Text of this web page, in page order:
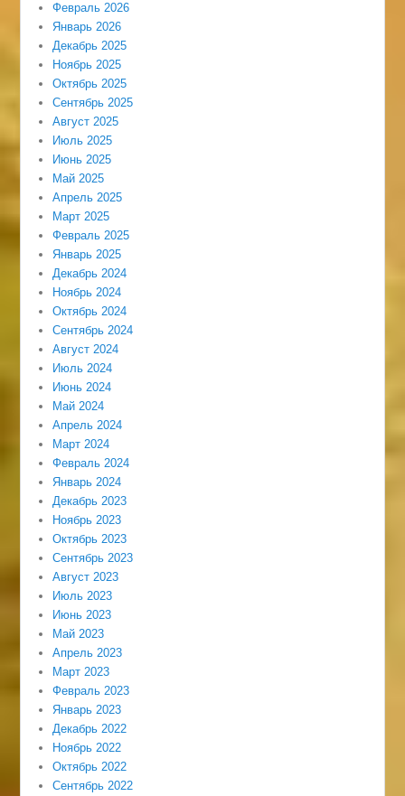
Февраль 2026
Январь 2026
Декабрь 2025
Ноябрь 2025
Октябрь 2025
Сентябрь 2025
Август 2025
Июль 2025
Июнь 2025
Май 2025
Апрель 2025
Март 2025
Февраль 2025
Январь 2025
Декабрь 2024
Ноябрь 2024
Октябрь 2024
Сентябрь 2024
Август 2024
Июль 2024
Июнь 2024
Май 2024
Апрель 2024
Март 2024
Февраль 2024
Январь 2024
Декабрь 2023
Ноябрь 2023
Октябрь 2023
Сентябрь 2023
Август 2023
Июль 2023
Июнь 2023
Май 2023
Апрель 2023
Март 2023
Февраль 2023
Январь 2023
Декабрь 2022
Ноябрь 2022
Октябрь 2022
Сентябрь 2022